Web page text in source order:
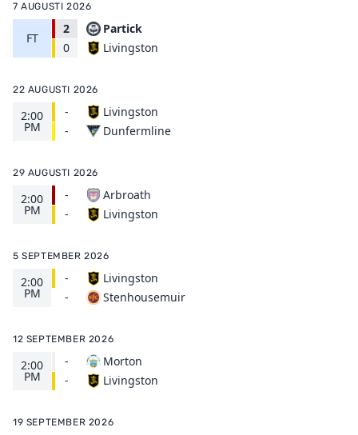
7 AUGUSTI 2026
FT
2
0
Partick
Livingston
22 AUGUSTI 2026
2:00
PM
-
-
Livingston
Dunfermline
29 AUGUSTI 2026
2:00
PM
-
-
Arbroath
Livingston
5 SEPTEMBER 2026
2:00
PM
-
-
Livingston
Stenhousemuir
12 SEPTEMBER 2026
2:00
PM
-
-
Morton
Livingston
19 SEPTEMBER 2026